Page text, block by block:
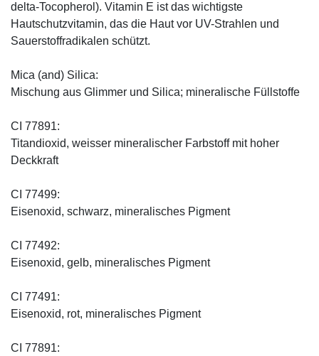
delta-Tocopherol). Vitamin E ist das wichtigste
Hautschutzvitamin, das die Haut vor UV-Strahlen und
Sauerstoffradikalen schützt.
Mica (and) Silica:
Mischung aus Glimmer und Silica; mineralische Füllstoffe
CI 77891:
Titandioxid, weisser mineralischer Farbstoff mit hoher
Deckkraft
CI 77499:
Eisenoxid, schwarz, mineralisches Pigment
CI 77492:
Eisenoxid, gelb, mineralisches Pigment
CI 77491:
Eisenoxid, rot, mineralisches Pigment
CI 77891: